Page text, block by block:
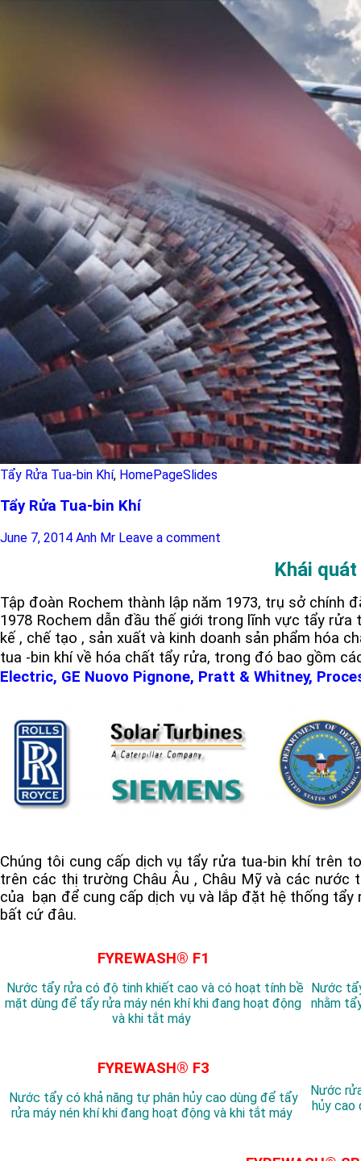
Tẩy Rửa Tua-bin Khí, HomePageSlides
Tẩy Rửa Tua-bin Khí
June 7, 2014 Anh Mr Leave a comment
Khái
Tập đoàn Rochem thành lập năm 1973, trụ sở chính
1978 Rochem dẫn đầu thế giới trong lĩnh vực tẩy rửa
kế , chế tạo , sản xuất và kinh doanh sản phẩm hóa
tua -bin khí về hóa chất tẩy rửa, trong đó bao gồm
Electric, GE Nuovo Pignone, Pratt & Whitney,
Chúng tôi cung cấp dịch vụ tẩy rửa tua-bin khí trên
trên các thị trường Châu Âu , Châu Mỹ và các nước
của bạn để cung cấp dịch vụ và lắp đặt hệ thống
bất cứ đâu.
FYREWASH® F1
Nước tẩy rửa có độ tinh khiết cao và có hoạt tính bề
mặt dùng để tẩy rửa máy nén khí khi đang hoạt động
và khi tắt máy
Nước
nhằm
FYREWASH® F3
Nước tẩy có khả năng tự phân hủy cao dùng để tẩy
rửa máy nén khí khi đang hoạt động và khi tắt máy
Nước
hủy cao